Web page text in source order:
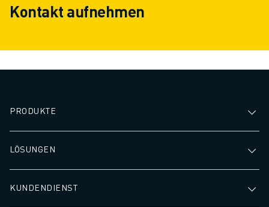
Kontakt aufnehmen
PRODUKTE
LÖSUNGEN
KUNDENDIENST